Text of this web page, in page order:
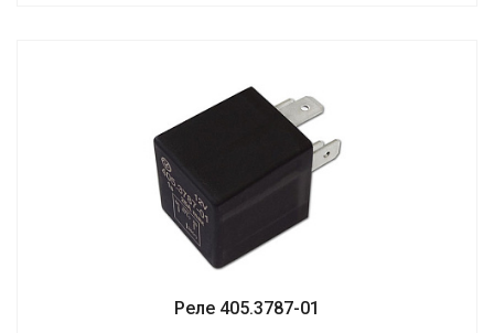
Реле 405.3787-01